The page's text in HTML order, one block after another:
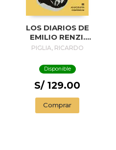
LOS DIARIOS DE
EMILIO RENZI.
AÑOS DE
AÑOS FELICES II;
UN DIA EN LA VIDA
III
PIGLIA, RICARDO
Disponible
S/ 129.00
Comprar